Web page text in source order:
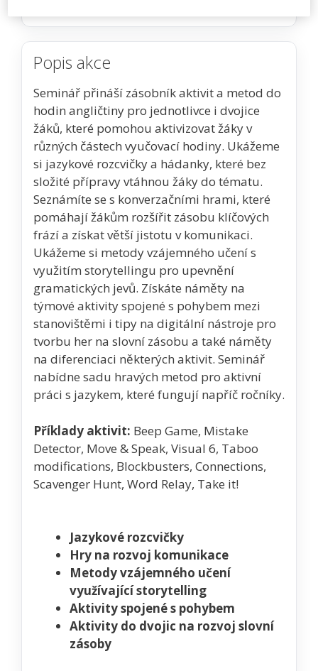
Popis akce
Seminář přináší zásobník aktivit a metod do
hodin angličtiny pro jednotlivce i dvojice
žáků, které pomohou aktivizovat žáky v
různých částech vyučovací hodiny. Ukážeme
si jazykové rozcvičky a hádanky, které bez
složité přípravy vtáhnou žáky do tématu.
Seznámíte se s konverzačními hrami, které
pomáhají žákům rozšířit zásobu klíčových
frází a získat větší jistotu v komunikaci.
Ukážeme si metody vzájemného učení s
využitím storytellingu pro upevnění
gramatických jevů. Získáte náměty na
týmové aktivity spojené s pohybem mezi
stanovištěmi i tipy na digitální nástroje pro
tvorbu her na slovní zásobu a také náměty
na diferenciaci některých aktivit. Seminář
nabídne sadu hravých metod pro aktivní
práci s jazykem, které fungují napříč ročníky.
Příklady aktivit: Beep Game, Mistake
Detector, Move & Speak, Visual 6, Taboo
modifications, Blockbusters, Connections,
Scavenger Hunt, Word Relay, Take it!
Jazykové rozcvičky
Hry na rozvoj komunikace
Metody vzájemného učení
využívající storytelling
Aktivity spojené s pohybem
Aktivity do dvojic na rozvoj slovní
zásoby